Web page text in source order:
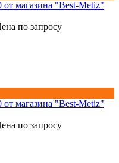
по запросу
по запросу